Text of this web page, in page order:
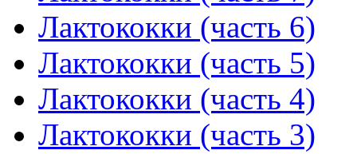
Лактококки (часть 6)
Лактококки (часть 5)
Лактококки (часть 4)
Лактококки (часть 3)